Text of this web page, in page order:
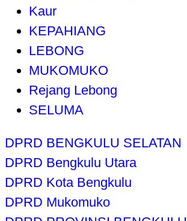
Kaur
KEPAHIANG
LEBONG
MUKOMUKO
Rejang Lebong
SELUMA
DPRD BENGKULU SELATAN
DPRD Bengkulu Utara
DPRD Kota Bengkulu
DPRD Mukomuko